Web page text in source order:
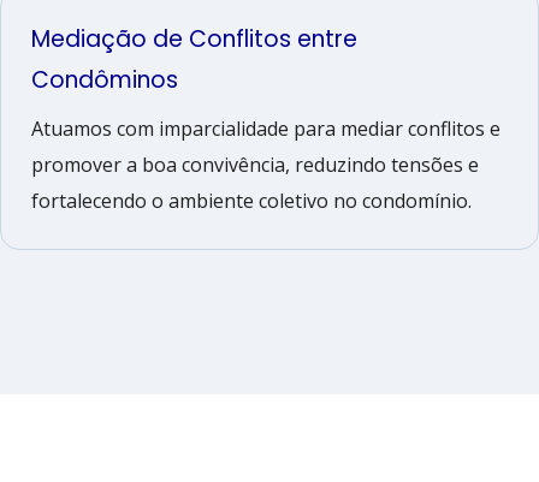
Mediação de Conflitos entre
Condôminos
Atuamos com imparcialidade para mediar conflitos e
promover a boa convivência, reduzindo tensões e
fortalecendo o ambiente coletivo no condomínio.